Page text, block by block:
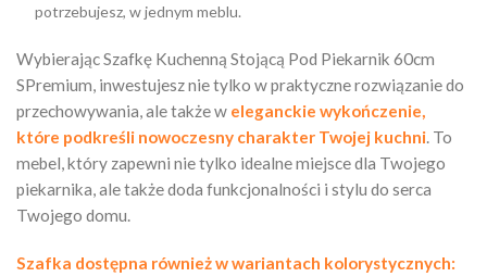
potrzebujesz, w jednym meblu.
Wybierając Szafkę Kuchenną Stojącą Pod Piekarnik 60cm
SPremium, inwestujesz nie tylko w praktyczne rozwiązanie do
przechowywania, ale także w eleganckie wykończenie,
które podkreśli nowoczesny charakter Twojej kuchni . To
mebel, który zapewni nie tylko idealne miejsce dla Twojego
piekarnika, ale także doda funkcjonalności i stylu do serca
Twojego domu.
Szafka dostępna również w wariantach kolorystycznych: